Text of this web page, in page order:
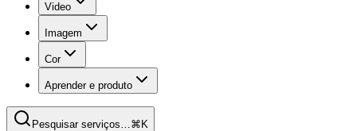
Video
Imagem
Cor
Aprender e produto
Pesquisar serviços…⌘K